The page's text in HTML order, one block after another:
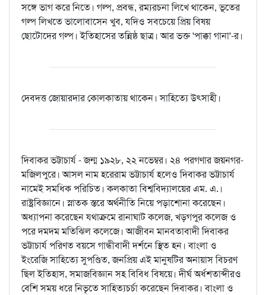
সঙ্গে ভাগ করে নিতে। গল্প, প্রবন্ধ, রম্যরচনা লিখে থাকেন, ভূতের
গল্প লিখতে ভালোবাসেন খুব, যদিও সবচেয়ে প্রিয় বিষয়
ছোটোদের গল্প। ইতিহাসের তন্নিষ্ঠ ছাত্র। আর ভক্ত 'পাক্কা গানা'-র।
দেবদত্ত জোয়ারদার কোলকাতায় থাকেন। সাহিত্যে উৎসাহী।
দিবাকর ভট্টাচার্য - জন্ম ১৯২৮, ২২ নভেম্বর। ২৪ পরগণার জয়নগর-
মজিলপুরে। আসল নাম হরেরাম ভট্টাচার্য হলেও দিবাকর ভট্টাচার্য
নামেই সমধিক পরিচিত। কলকাতা বিশ্ববিদ্যালয়ের এম. এ.।
রাষ্ট্রবিজ্ঞানে। স্নাতক স্তরে অর্থনীতি নিয়ে পড়াশোনা করেছেন।
অধ্যাপনা করেছেন যথাক্রমে রানাঘাট কলেজ, খড়গপুর কলেজ ও
পরে দমদম মতিঝিল কলেজে। আজীবন মানবতাবাদী দিবাকর
ভট্টাচার্য পরিণত বয়সে গান্ধীবাদী দর্শনে স্থিত হন। বাংলা ও
ইংরেজি সাহিত্যে সুপণ্ডিত, জনপ্রিয় এই মানুষটির অনায়াস বিচরণ
ছিল ইতিহাস, সমাজবিজ্ঞান সহ বিবিধ বিষয়ে। দীর্ঘ অর্ধশতাব্দীরও
বেশি সময় ধরে নিভৃতে সাহিত্যচর্চা করেছেন দিবাকর। বাংলা ও